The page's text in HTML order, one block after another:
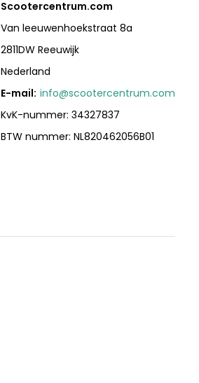
Scootercentrum.com
Van leeuwenhoekstraat 8a
2811DW Reeuwijk
Nederland
E-mail: info@scootercentrum.com
KvK-nummer: 34327837
BTW nummer: NL820462056B01